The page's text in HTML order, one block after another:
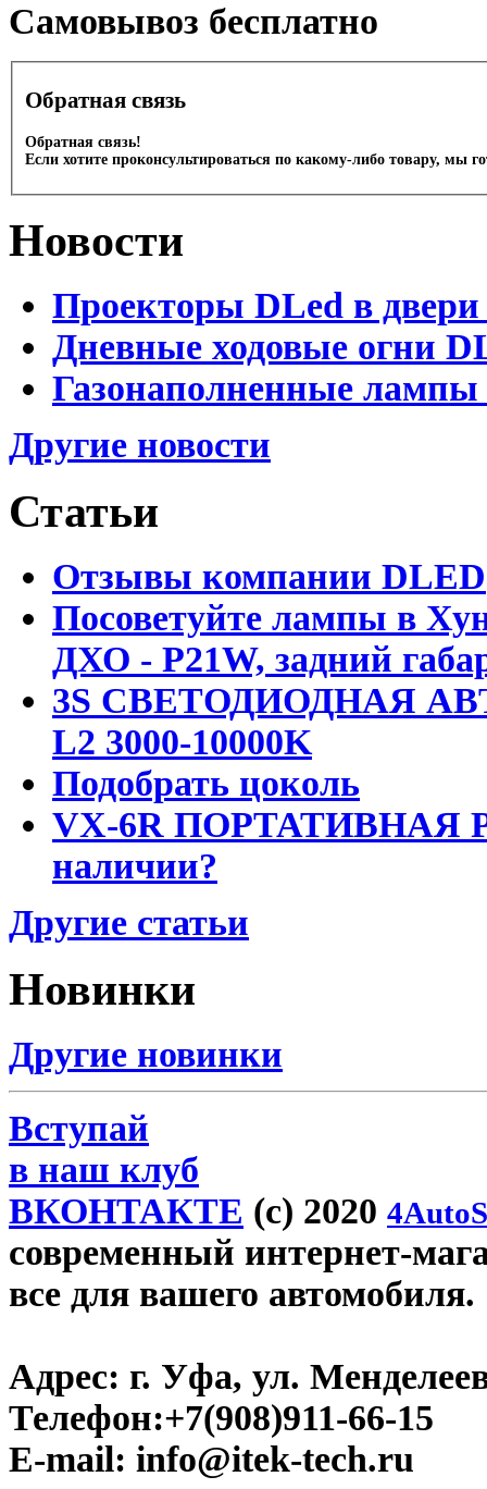
Cамовывоз бесплатно
Обратная связь
Обратная связь!
Если хотите проконсультироваться по какому-либо товару, мы
Новости
Проекторы DLed в
Дневные ходовые огни
Газонаполненные
Другие новости
Статьи
Отзывы компании DLED
Посоветуйте лампы в
ДХО - P21W, задний
3S СВЕТОДИОДНАЯ
L2 3000-10000K
Подобрать цоколь
VX-6R ПОРТАТИВНАЯ
наличии?
Другие статьи
Новинки
Другие новинки
Вступай
в наш клуб
ВКОНТАКТЕ (c) 2020
современный интернет-
все для вашего автомобиля.
Адрес: г. Уфа, ул.
Телефон:+7(908)911-66-15
E-mail: info@itek-tech.ru